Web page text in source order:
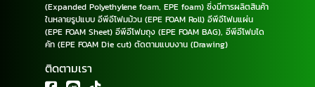
(Expanded Polyethylene foam, EPE foam) ซึ่งมีการผลิตสินค้า
ในหลายรูปแบบ อีพีอีโฟมม้วน (EPE FOAM Roll) อีพีอีโฟมแผ่น
(EPE FOAM Sheet) อีพีอีโฟมถุง (EPE FOAM BAG), อีพีอีโฟมได
คัท (EPE FOAM Die cut) ตัดตามแบบงาน (Drawing)
ติดตามเรา